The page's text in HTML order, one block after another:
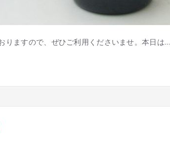
りますので、ぜひご利用くださいませ。本日は…